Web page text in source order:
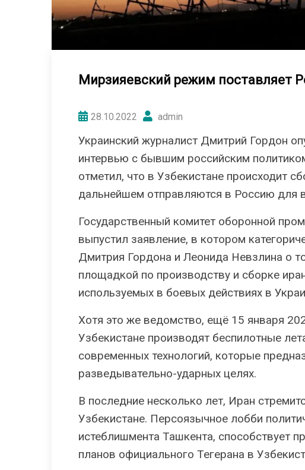
Мирзияевский режим поставляет
28.10.2022 admin
Украинский журналист Дмитрий Гордон
интервью с бывшим российским
отметил, что в Узбекистане происходит
дальнейшем отправляются в Россию для
Государственный комитет оборонной
выпустил заявление, в котором
Дмитрия Гордона и Леонида Невзлина о
площадкой по производству и сборке
используемых в боевых действиях в
Хотя это же ведомство, ещё 15 января
Узбекистане производят беспилотные
современных технологий, которые
разведывательно-ударных целях.
В последние несколько лет, Иран
Узбекистане. Персоязычное лобби
истеблишмента Ташкента, способствует
планов официального Тегерана в